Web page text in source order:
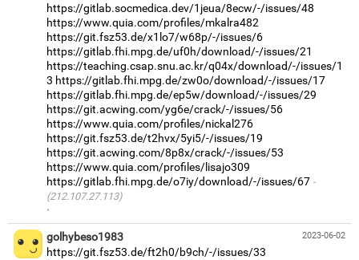
https://gitlab.socmedica.dev/1jeua/8ecw/-/issues/48
https://www.quia.com/profiles/mkalra482
https://git.fsz53.de/x1lo7/w68p/-/issues/6
https://gitlab.fhi.mpg.de/uf0h/download/-/issues/21
https://teaching.csap.snu.ac.kr/q04x/download/-/issues/1
3 https://gitlab.fhi.mpg.de/zw0o/download/-/issues/17
https://gitlab.fhi.mpg.de/ep5w/download/-/issues/29
https://git.acwing.com/yg6e/crack/-/issues/56
https://www.quia.com/profiles/nickal276
https://git.fsz53.de/t2hvx/5yi5/-/issues/19
https://git.acwing.com/8p8x/crack/-/issues/53
https://www.quia.com/profiles/lisajo309
https://gitlab.fhi.mpg.de/o7iy/download/-/issues/67
(212.107.27.113)
·
2023-06-02
golhybeso1983
https://git.fsz53.de/ft2h0/b9ch/-/issues/33